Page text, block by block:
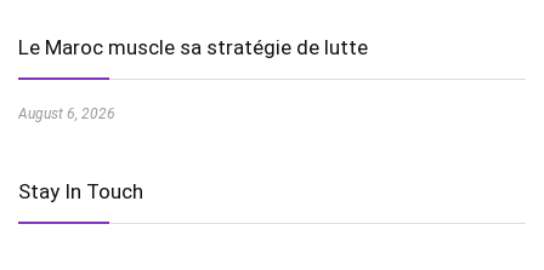
Le Maroc muscle sa stratégie de lutte
August 6, 2026
Stay In Touch